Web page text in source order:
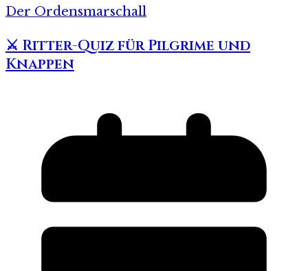
Der Ordensmarschall
⚔️ Ritter-Quiz für Pilgrime und
Knappen